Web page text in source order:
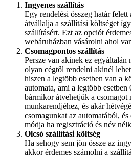
Ingyenes szállítás
Egy rendelési összeg határ
átvállalja a szállítási költséget
szállításért. Ezt az opciót
webáruházban vásárolni ahol
Csomagpontos szállítás
Persze van akinek ez egyáltalán
olyan cégtől rendelni akinél
hiszen a legtöbb esetben van a
automata, ami a legtöbb
bármikor átvehetjük a
munkarendjéhez, és akár
csomagunkat az automatából,
módja ha regisztráció és név
Olcsó szállítási költség
Ha sehogy sem jön össze az
akkor érdemes számolni a